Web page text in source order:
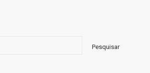
Pesquisar